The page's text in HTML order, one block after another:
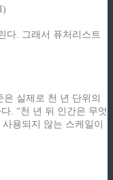
다. 그래서 퓨처리스트
실제로 천 년 단위의
. “천 년 뒤 인간은 무엇
용되지 않는 스케일이